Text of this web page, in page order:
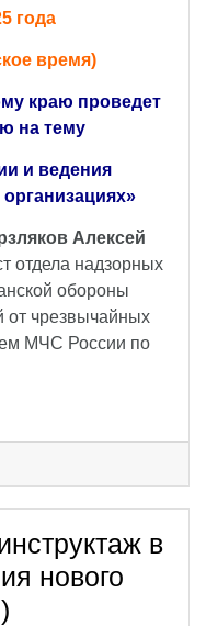
года
время)
краю проведет
на тему
и ведения
Алексей
отдела надзорных
обороны
от чрезвычайных
МЧС России по
в
нового